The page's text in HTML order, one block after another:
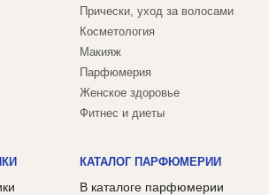
Прически, уход за волосами
Косметология
Макияж
Парфюмерия
Женское здоровье
Фитнес и диеты
КАТАЛОГ ПАРФЮМЕРИИ
В каталоге парфюмерии